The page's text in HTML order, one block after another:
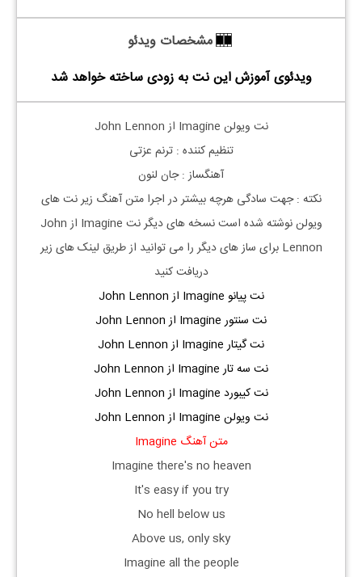
مشخصات ویدئو
ویدئوی آموزش این نت به زودی ساخته خواهد شد
نت ویولن Imagine از John Lennon
تنظیم کننده : ترنم عزتی
آهنگساز : جان لنون
نکته : جهت سادگی هرچه بیشتر در اجرا متن آهنگ زیر نت های
ویولن نوشته شده است نسخه های دیگر نت Imagine از John
Lennon برای ساز های دیگر را می توانید از طریق لینک های زیر
دریافت کنید
نت پیانو Imagine از John Lennon
نت سنتور Imagine از John Lennon
نت گیتار Imagine از John Lennon
نت سه تار Imagine از John Lennon
نت کیبورد Imagine از John Lennon
نت ویولن Imagine از John Lennon
متن آهنگ Imagine
Imagine there's no heaven
It's easy if you try
No hell below us
Above us, only sky
Imagine all the people